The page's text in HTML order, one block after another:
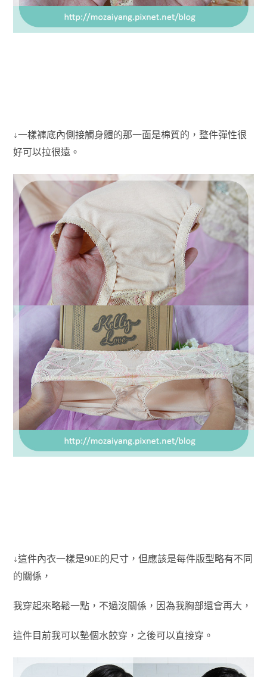
↓一樣褲底內側接觸身體的那一面是棉質的，整件彈性很
好可以拉很遠。
↓這件內衣一樣是90E的尺寸，但應該是每件版型略有不同
的關係，
我穿起來略鬆一點，不過沒關係，因為我胸部還會再大，
這件目前我可以墊個水餃穿，之後可以直接穿。